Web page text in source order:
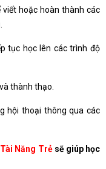
viết hoặc hoàn thành các
tục học lên các trình độ
thành thạo.
hội thoại thông qua các
Năng Trẻsẽ giúp học